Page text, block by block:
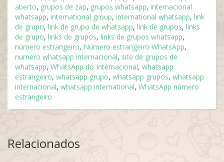
aberto, grupos de zap, grupos whatsapp, internacional
whatsapp, international group, international whatsapp, link
de grupo, link de grupo de whatsapp, link de grupos, links
de grupo, links de grupos, links de grupos whatsapp,
número estrangeiro, Número estrangeiro WhatsApp,
numero whatsapp internacional, site de grupos de
whatsapp, WhatsApp do Internacional, whatsapp
estrangeiro, whatsapp grupo, whatsapp grupos, whatsapp
internacional, whatsapp international, WhatsApp número
estrangeiro
Relacionados